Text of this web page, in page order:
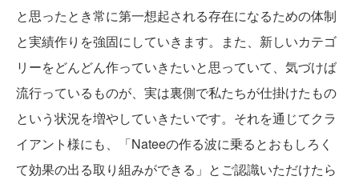
と思ったとき常に第一想起される存在になるための体制
と実績作りを強固にしていきます。また、新しいカテゴ
リーをどんどん作っていきたいと思っていて、気づけば
流行っているものが、実は裏側で私たちが仕掛けたもの
という状況を増やしていきたいです。それを通じてクラ
イアント様にも、「Nateeの作る波に乗るとおもしろく
て効果の出る取り組みができる」とご認識いただけたら